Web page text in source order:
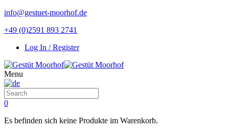
info@gestuet-moorhof.de
+49 (0)2591 893 2741
Log In / Register
Menu
0
Es befinden sich keine Produkte im Warenkorb.